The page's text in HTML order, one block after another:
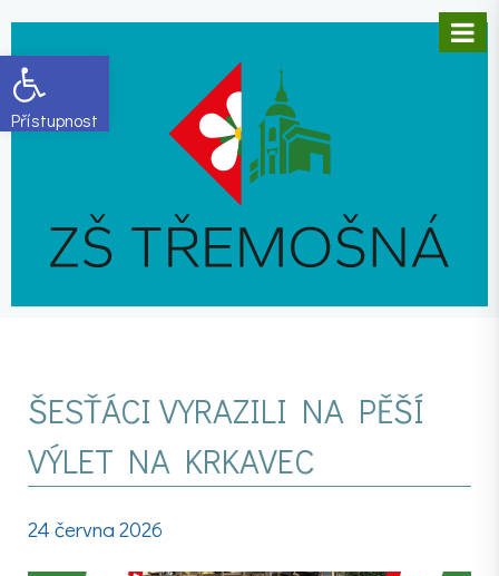
Open toolbar
ŠESŤÁCI VYRAZILI NA PĚŠÍ
VÝLET NA KRKAVEC
24 června 2026